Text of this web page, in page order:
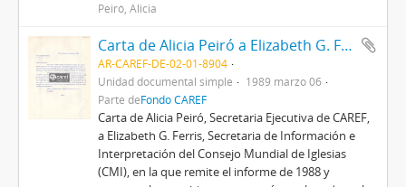
Peiró, Alicia
Carta de Alicia Peiró a Elizabeth G. Ferris
AR-CAREF-DE-02-01-8904
Unidad documental simple
1989 marzo 06
Parte deFondo CAREF
Carta de Alicia Peiró, Secretaria Ejecutiva de CAREF,
a Elizabeth G. Ferris, Secretaria de Información e
Interpretación del Consejo Mundial de Iglesias
(CMI), en la que remite el informe de 1988 y